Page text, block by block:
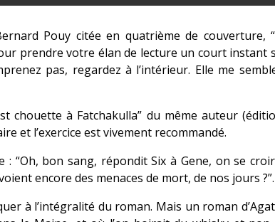
Pouy citée en quatrième de couverture,
prendre votre élan de lecture un court instant
pas, regardez à l’intérieur. Elle me
chouette à Fatchakulla” du même auteur
et l’exercice est vivement recommandé.
“Oh, bon sang, répondit Six à Gene, on se
encore des menaces de mort, de nos jours ?”.
à l’intégralité du roman. Mais un roman